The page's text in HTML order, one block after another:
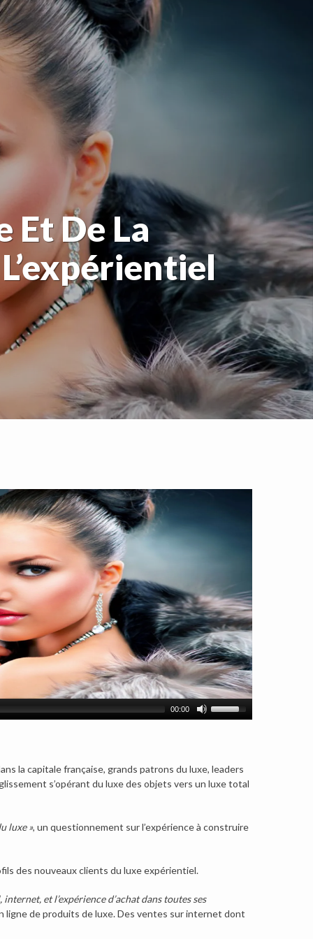
Et De La
00:00
la capitale française, grands patrons du luxe, leaders
s’opérant du luxe des objets vers un luxe total
luxe », un questionnement sur l’expérience à construire
des nouveaux clients du luxe expérientiel.
et l’expérience d’achat dans toutes ses
de produits de luxe. Des ventes sur internet dont